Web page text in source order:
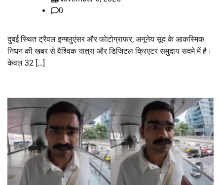
0
दुबई स्थित ट्रैवल इन्फ्लुएंसर और फोटोग्राफर, अनूनेय सूद के आकस्मिक
निधन की खबर से वैश्विक यात्रा और डिजिटल क्रिएटर समुदाय सदमे में है।
केवल 32 […]